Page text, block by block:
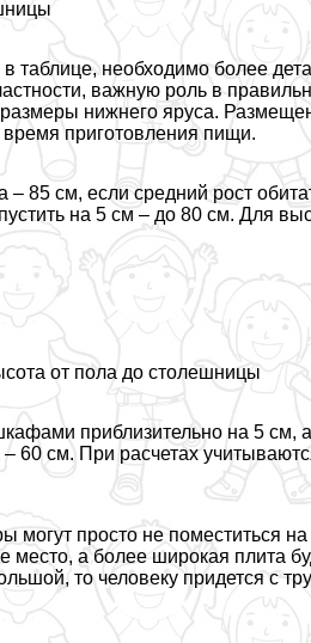
необходимо более
важную роль в
нижнего яруса.
время приготовления пищи.
85 см, если средний рост
на 5 см – до 80 см. Для
от пола до столешницы
приблизительно на 5 см,
60 см. При расчетах
могут просто не поместиться
место, а более широкая плита
то человеку придется с